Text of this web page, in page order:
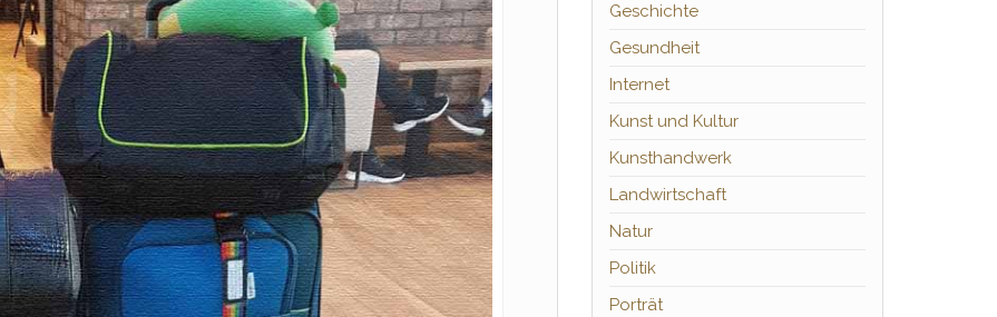
Geschichte
Gesundheit
Internet
Kunst und Kultur
Kunsthandwerk
Landwirtschaft
Natur
Politik
Porträt